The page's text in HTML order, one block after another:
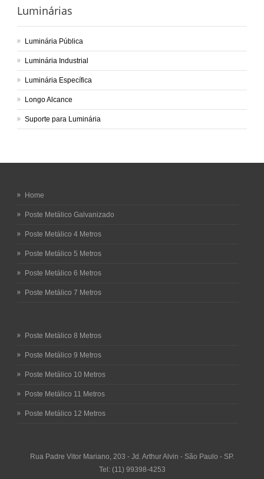
Luminárias
Luminária Pública
Luminária Industrial
Luminária Específica
Longo Alcance
Suporte para Luminária
Home
Poste Metálico Galvanizado
Poste Metálico 4 Metros
Poste Metálico 5 Metros
Poste Metálico 6 Metros
Poste Metálico 7 Metros
Poste Metálico 8 Metros
Poste Metálico 9 Metros
Poste Metálico 10 Metros
Poste Metálico 11 Metros
Poste Metálico 12 Metros
Rua Padre Vitor Mariano, 203 - Jd. Arthur Alvin - São Paulo - SP.
Tel: (11) 99398-4253